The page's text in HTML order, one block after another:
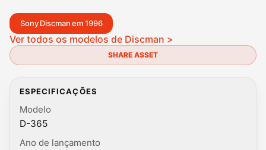
Sony Discman em 1996
Ver todos os modelos de Discman >
SHARE ASSET
ESPECIFICAÇÕES
Modelo
D-365
Ano de lançamento